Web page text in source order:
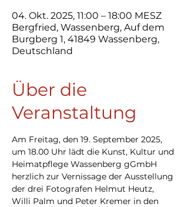
04. Okt. 2025, 11:00 – 18:00 MESZ
Bergfried, Wassenberg, Auf dem
Burgberg 1, 41849 Wassenberg,
Deutschland
Über die
Veranstaltung
Am Freitag, den 19. September 2025,
um 18.00 Uhr lädt die Kunst, Kultur und
Heimatpflege Wassenberg gGmbH
herzlich zur Vernissage der Ausstellung
der drei Fotografen Helmut Heutz,
Willi Palm und Peter Kremer in den